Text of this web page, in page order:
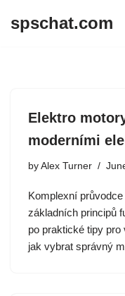
spschat.com
Elektro
moderními
by Alex Turner
Komplexní
základních principů
po praktické tipy pro
jak vybrat správný